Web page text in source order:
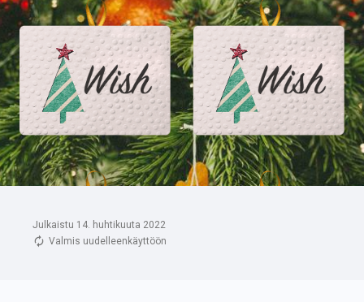
Julkaistu 14. huhtikuuta 2022
Valmis uudelleenkäyttöön